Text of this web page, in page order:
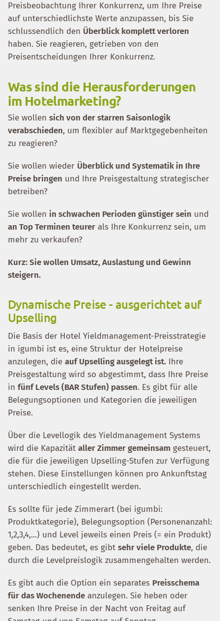
Preisbeobachtung Ihrer Konkurrenz, um Ihre Preise
auf unterschiedlichste Werte anzupassen, bis Sie
schlussendlich den Überblick komplett verloren
haben. Sie reagieren, getrieben von den
Preisentscheidungen Ihrer Konkurrenz.
Was sind die Herausforderungen
im Hotelmarketing?
Sie wollen sich von der starren Saisonlogik
verabschieden, um flexibler auf Marktgegebenheiten
zu reagieren?
Sie wollen wieder Überblick und Systematik in Ihre
Preise bringen und Ihre Preisgestaltung strategischer
betreiben?
Sie wollen in schwachen Perioden günstiger sein und
an Top Terminen teurer als Ihre Konkurrenz sein, um
mehr zu verkaufen?
Kurz: Sie wollen Umsatz, Auslastung und Gewinn
steigern.
Dynamische Preise - ausgerichtet auf
Upselling
Die Basis der Hotel Yieldmanagement-Preisstrategie
in igumbi ist es, eine Struktur der Hotelpreise
anzulegen, die auf Upselling ausgelegt ist. Ihre
Preisgestaltung wird so abgestimmt, dass Ihre Preise
in fünf Levels (BAR Stufen) passen. Es gibt für alle
Belegungsoptionen und Kategorien die jeweiligen
Preise.
Über die Levellogik des Yieldmanagement Systems
wird die Kapazität aller Zimmer gemeinsam gesteuert,
die für die jeweiligen Upselling-Stufen zur Verfügung
stehen. Diese Einstellungen können pro Ankunftstag
unterschiedlich eingestellt werden.
Es sollte für jede Zimmerart (bei igumbi:
Produktkategorie), Belegungsoption (Personenanzahl:
1,2,3,4,...) und Level jeweils einen Preis (= ein Produkt)
geben. Das bedeutet, es gibt sehr viele Produkte, die
durch die Levelpreislogik zusammengehalten werden.
Es gibt auch die Option ein separates Preisschema
für das Wochenende anzulegen. Sie heben oder
senken Ihre Preise in der Nacht von Freitag auf